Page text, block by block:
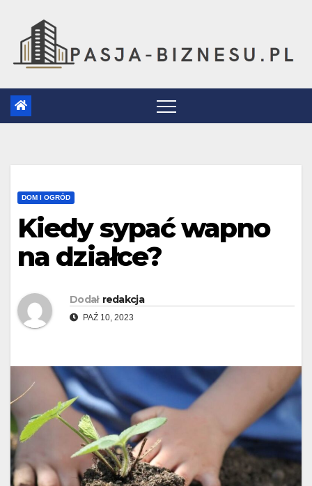
content
DOM I OGRÓD
Kiedy sypać wapno
na działce?
Dodał redakcja
PAŹ 10, 2023